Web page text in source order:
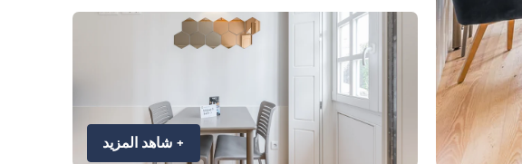
+ شاهد المزيد